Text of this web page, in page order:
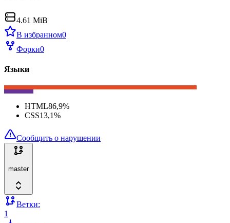
4.61 MiB
В избранном0
Форки0
Языки
HTML86,9%
CSS13,1%
Сообщить о нарушении
master
Ветки:
1